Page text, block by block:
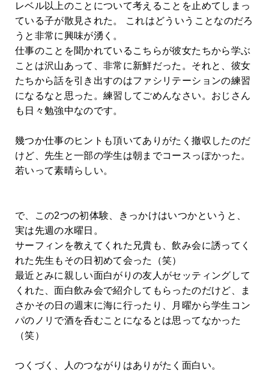
レベル以上のことについて考えることを止めてしまっ
ている子が散見された。 これはどういうことなのだろ
うと非常に興味が湧く。
仕事のことを聞かれているこちらが彼女たちから学ぶ
ことは沢山あって、非常に新鮮だった。それと、彼女
たちから話を引き出すのはファシリテーションの練習
になるなと思った。練習してごめんなさい。おじさん
も日々勉強中なのです。
幾つか仕事のヒントも頂いてありがたく撤収したのだ
けど、先生と一部の学生は朝までコースっぽかった。
若いって素晴らしい。
で、この2つの初体験、きっかけはいつかというと、
実は先週の水曜日。
サーフィンを教えてくれた兄貴も、飲み会に誘ってく
れた先生もその日初めて会った（笑）
最近とみに親しい面白がりの友人がセッティングして
くれた、面白飲み会で紹介してもらったのだけど、ま
さかその日の週末に海に行ったり、月曜から学生コン
パのノリで酒を呑むことになるとは思ってなかった
（笑）
つくづく、人のつながりはありがたく面白い。